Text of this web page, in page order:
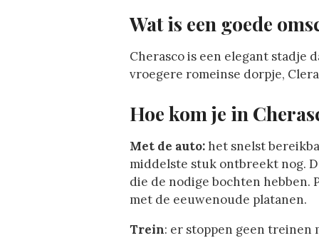
Wat is een goede
Cherasco is een elegant stadje
vroegere romeinse dorpje,
Hoe kom je in
Met de auto:het snelst
middelste stuk ontbreekt nog.
die de nodige bochten hebben.
met de eeuwenoude platanen.
Trein: er stoppen geen treinen